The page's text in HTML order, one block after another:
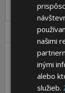
Shape
d1 [mm]
našimi
inými
alebo
služieb.